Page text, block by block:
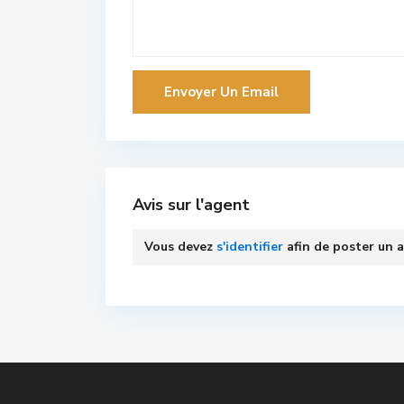
Avis sur l'agent
Vous devez s'identifier afin de poster un